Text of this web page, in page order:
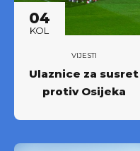
sezonu 2026/27.!
04
KOL
VIJESTI
Ulaznice za susret
protiv Osijeka